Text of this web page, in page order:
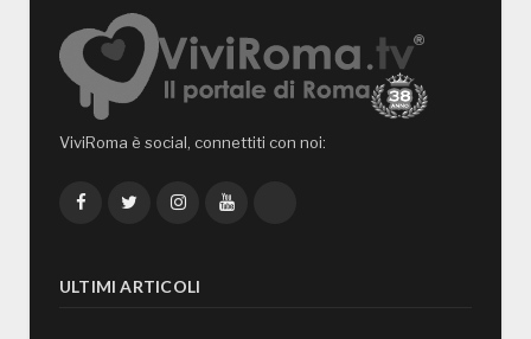
ViviRoma è social, connettiti con noi:
FacebookTwitterInstagramYouTube
ULTIMI ARTICOLI